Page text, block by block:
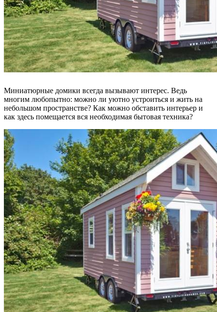
Миниатюрные домики всегда вызывают интерес. Ведь
многим любопытно: можно ли уютно устроиться и жить на
небольшом пространстве? Как можно обставить интерьер и
как здесь помещается вся необходимая бытовая техника?